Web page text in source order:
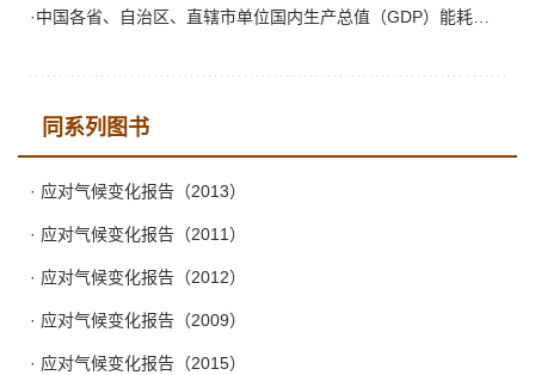
同系列图书
· 应对气候变化报告（2013）
· 应对气候变化报告（2011）
· 应对气候变化报告（2012）
· 应对气候变化报告（2009）
· 应对气候变化报告（2015）